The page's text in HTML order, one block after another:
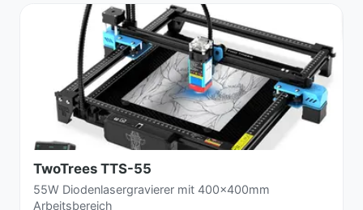
TwoTrees TTS-55
55W Diodenlasergravierer mit 400x400mm
Arbeitsbereich